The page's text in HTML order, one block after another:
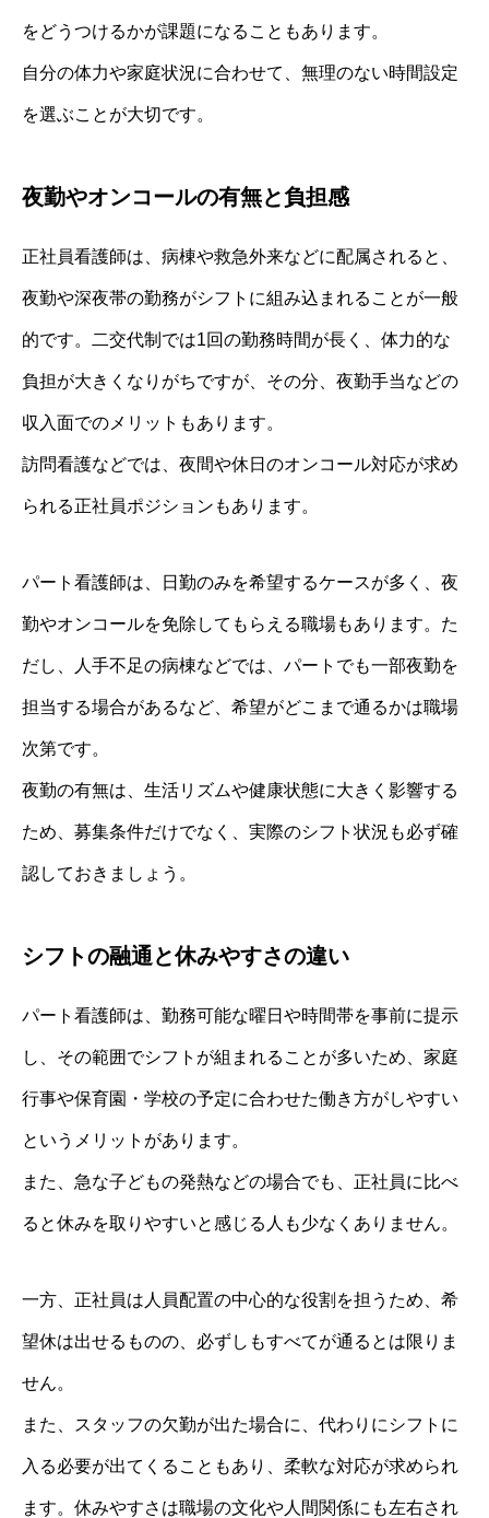
をどうつけるかが課題になることもあります。
自分の体力や家庭状況に合わせて、無理のない時間設定
を選ぶことが大切です。
夜勤やオンコールの有無と負担感
正社員看護師は、病棟や救急外来などに配属されると、
夜勤や深夜帯の勤務がシフトに組み込まれることが一般
的です。二交代制では1回の勤務時間が長く、体力的な
負担が大きくなりがちですが、その分、夜勤手当などの
収入面でのメリットもあります。
訪問看護などでは、夜間や休日のオンコール対応が求め
られる正社員ポジションもあります。
パート看護師は、日勤のみを希望するケースが多く、夜
勤やオンコールを免除してもらえる職場もあります。た
だし、人手不足の病棟などでは、パートでも一部夜勤を
担当する場合があるなど、希望がどこまで通るかは職場
次第です。
夜勤の有無は、生活リズムや健康状態に大きく影響する
ため、募集条件だけでなく、実際のシフト状況も必ず確
認しておきましょう。
シフトの融通と休みやすさの違い
パート看護師は、勤務可能な曜日や時間帯を事前に提示
し、その範囲でシフトが組まれることが多いため、家庭
行事や保育園・学校の予定に合わせた働き方がしやすい
というメリットがあります。
また、急な子どもの発熱などの場合でも、正社員に比べ
ると休みを取りやすいと感じる人も少なくありません。
一方、正社員は人員配置の中心的な役割を担うため、希
望休は出せるものの、必ずしもすべてが通るとは限りま
せん。
また、スタッフの欠勤が出た場合に、代わりにシフトに
入る必要が出てくることもあり、柔軟な対応が求められ
ます。休みやすさは職場の文化や人間関係にも左右され